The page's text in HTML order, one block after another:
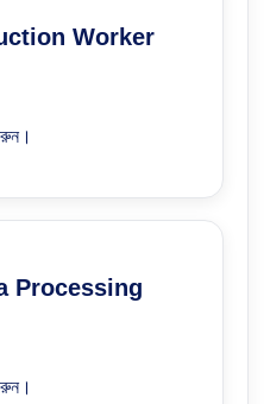
Worker
Processing